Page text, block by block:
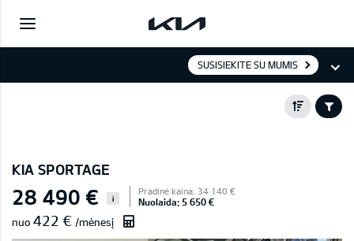
SUSISIEKITE SU MUMIS
KIA SPORTAGE
28 490 € i
Pradinė kaina: 34 140 €
Nuolaida: 5 650 €
nuo 422 € /mėnesį